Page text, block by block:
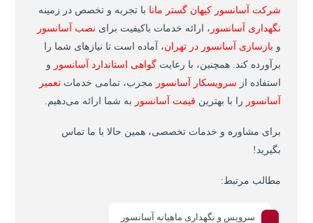
شرکت آسانسور کیهان گستر مانا با تجربه و تخصص در زمینه
نگهداری آسانسور ، ارائه خدمات باکیفیت برای نصب
آسانسور
و بازسازی آسانسور در تهران، آماده است تا نیازهای شما را
برآورده کند. همچنین، با رعایتگواهی ا ستاندارد آسانسور و
استفاده از سرویسکار آسانسور مجرب، تمامی خدماتتعمیر
آسانسور را با بهترین قیمت آسانسور به شما ارائه می‌دهیم.
برای مشاوره و خدمات تخصصی، همین حالا با ما تماس
بگیرید!
مطالب مرتبط:
سرویس و نگهداری ماهیانه آسانسور